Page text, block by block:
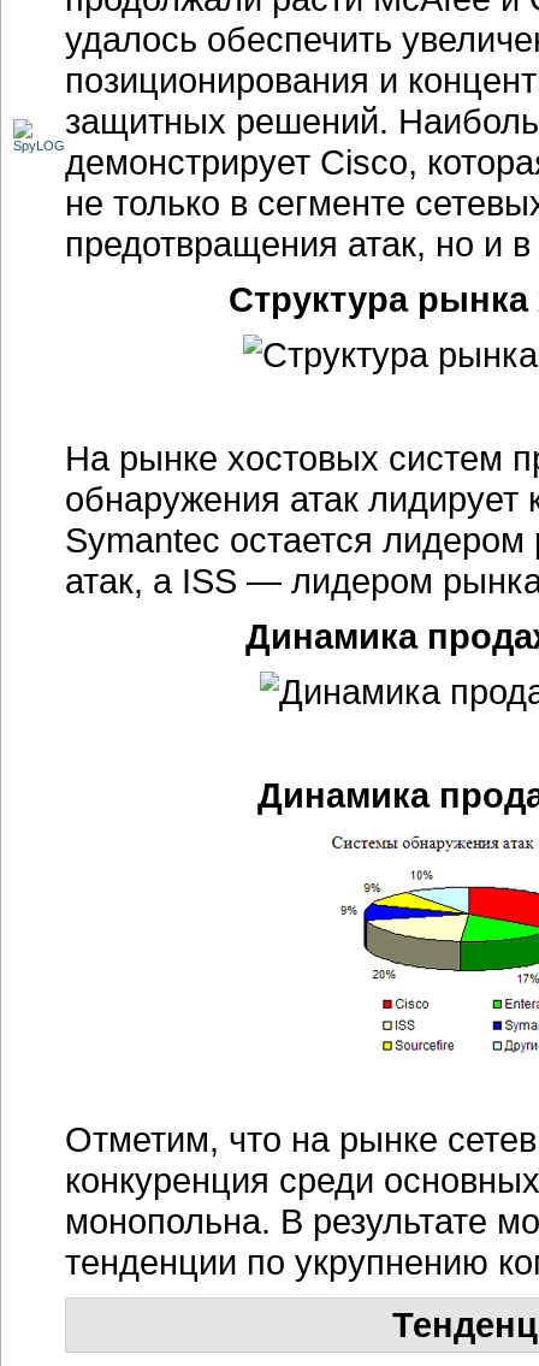
удалось обеспечить
позиционирования и
защитных решений.
демонстрирует Cisco,
не только в сегменте
предотвращения атак, но и
Структура рынка
На рынке хостовых систем
обнаружения атак
Symantec остается
атак, а ISS — лидером
Динамика
Динамика
Отметим, что на рынке
конкуренция среди
монопольна. В результате
тенденции по укрупнению